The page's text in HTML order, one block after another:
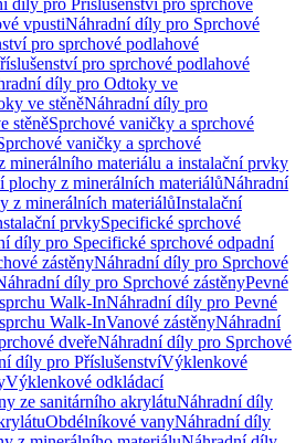
díly pro Příslušenství pro sprchové
vpustiNáhradní díly pro Sprchové
pro sprchové podlahové
pro sprchové podlahové
díly pro Odtoky ve
ve stěněNáhradní díly pro
stěněSprchové vaničky a sprchové
vaničky a sprchové
minerálního materiálu a instalační prvky
plochy z minerálních materiálůNáhradní
z minerálních materiálůInstalační
prvkySpecifické sprchové
díly pro Specifické sprchové odpadní
zástěnyNáhradní díly pro Sprchové
díly pro Sprchové zástěnyPevné
Walk-InNáhradní díly pro Pevné
Walk-InVanové zástěnyNáhradní
dveřeNáhradní díly pro Sprchové
díly pro PříslušenstvíVýklenkové
Výklenkové odkládací
ze sanitárního akrylátuNáhradní díly
Obdélníkové vanyNáhradní díly